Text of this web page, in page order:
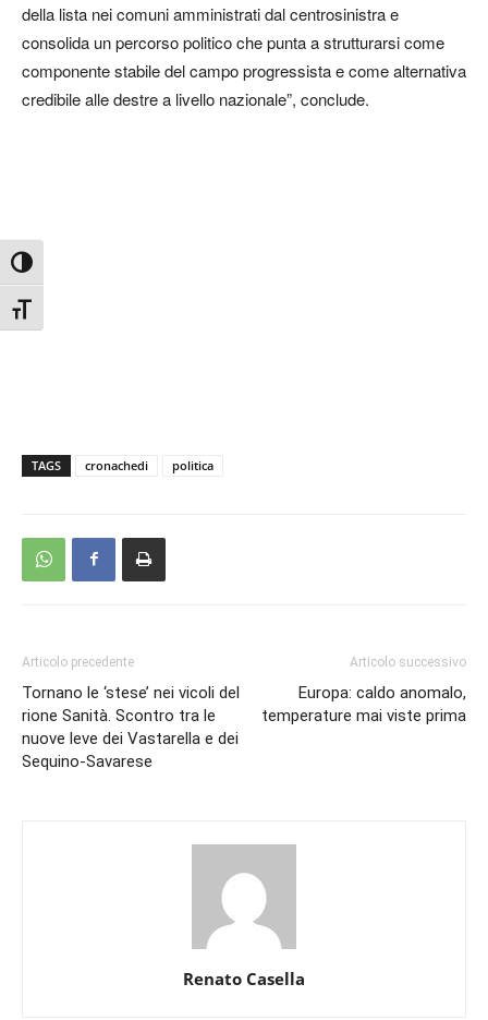
Attiva/disattiva alto contrasto
Attiva/disattiva dimensione testo
della lista nei comuni amministrati dal centrosinistra e
consolida un percorso politico che punta a strutturarsi come
componente stabile del campo progressista e come alternativa
credibile alle destre a livello nazionale”, conclude.
TAGS cronachedi politica
Articolo precedente
Tornano le ‘stese’ nei vicoli del
rione Sanità. Scontro tra le
nuove leve dei Vastarella e dei
Sequino-Savarese
Articolo successivo
Europa: caldo anomalo,
temperature mai viste prima
Renato Casella